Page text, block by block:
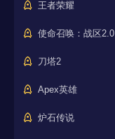
王者荣耀
使命召唤：战区2.0
刀塔2
Apex英雄
炉石传说